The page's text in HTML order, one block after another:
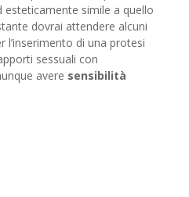
simile a quello
dovrai attendere alcuni
l’inserimento di una protesi
sessuali con
avere sensibilità